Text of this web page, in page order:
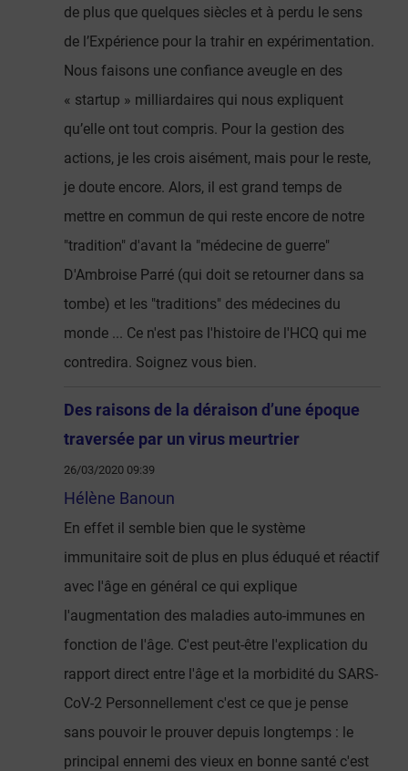
de plus que quelques siècles et à perdu le sens
de l’Expérience pour la trahir en expérimentation.
Nous faisons une confiance aveugle en des
« startup » milliardaires qui nous expliquent
qu’elle ont tout compris. Pour la gestion des
actions, je les crois aisément, mais pour le reste,
je doute encore. Alors, il est grand temps de
mettre en commun de qui reste encore de notre
"tradition" d'avant la "médecine de guerre"
D'Ambroise Parré (qui doit se retourner dans sa
tombe) et les "traditions" des médecines du
monde ... Ce n'est pas l'histoire de l'HCQ qui me
contredira. Soignez vous bien.
Des raisons de la déraison d’une époque
traversée par un virus meurtrier
26/03/2020 09:39
Hélène Banoun
En effet il semble bien que le système
immunitaire soit de plus en plus éduqué et réactif
avec l'âge en général ce qui explique
l'augmentation des maladies auto-immunes en
fonction de l'âge. C'est peut-être l'explication du
rapport direct entre l'âge et la morbidité du SARS-
CoV-2 Personnellement c'est ce que je pense
sans pouvoir le prouver depuis longtemps : le
principal ennemi des vieux en bonne santé c'est